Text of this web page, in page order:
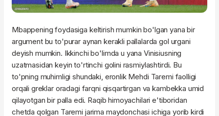
Mbappening foydasiga keltirish mumkin bo'lgan yana bir
argument bu to'purar aynan kerakli pallalarda gol urgani
deyish mumkin. Ikkinchi bo'limda u yana Vinisiusning
uzatmasidan keyin to'rtinchi golini rasmiylashtirdi. Bu
to'pning muhimligi shundaki, eronlik Mehdi Taremi faolligi
orqali greklar oradagi farqni qisqartirgan va kambekka umid
qilayotgan bir palla edi. Raqib himoyachilari e'tiboridan
chetda qolgan Taremi jarima maydonchasi ichiga yorib kirdi